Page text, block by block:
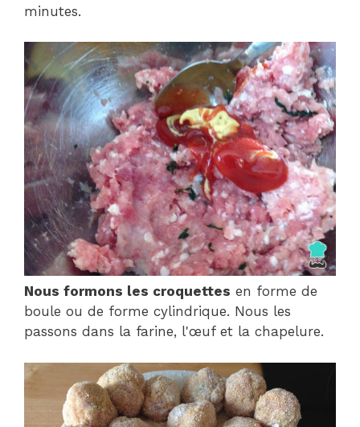
minutes.
Nous formons les croquettes en forme de
boule ou de forme cylindrique. Nous les
passons dans la farine, l'œuf et la chapelure.